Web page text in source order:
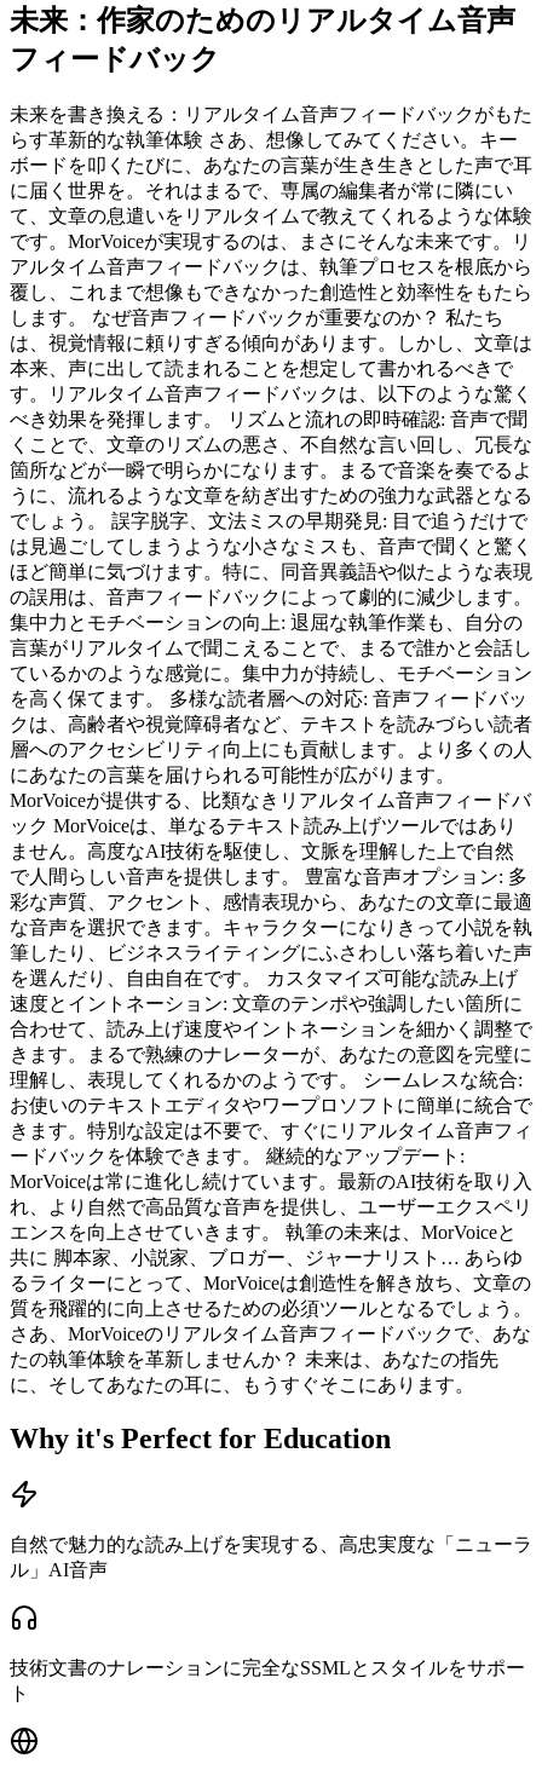
未来：作家のためのリアルタイム音声
フィードバック
未来を書き換える：リアルタイム音声フィードバックがもた
らす革新的な執筆体験 さあ、想像してみてください。キー
ボードを叩くたびに、あなたの言葉が生き生きとした声で耳
に届く世界を。それはまるで、専属の編集者が常に隣にい
て、文章の息遣いをリアルタイムで教えてくれるような体験
です。MorVoiceが実現するのは、まさにそんな未来です。リ
アルタイム音声フィードバックは、執筆プロセスを根底から
覆し、これまで想像もできなかった創造性と効率性をもたら
します。 なぜ音声フィードバックが重要なのか？ 私たち
は、視覚情報に頼りすぎる傾向があります。しかし、文章は
本来、声に出して読まれることを想定して書かれるべきで
す。リアルタイム音声フィードバックは、以下のような驚く
べき効果を発揮します。 リズムと流れの即時確認: 音声で聞
くことで、文章のリズムの悪さ、不自然な言い回し、冗長な
箇所などが一瞬で明らかになります。まるで音楽を奏でるよ
うに、流れるような文章を紡ぎ出すための強力な武器となる
でしょう。 誤字脱字、文法ミスの早期発見: 目で追うだけで
は見過ごしてしまうような小さなミスも、音声で聞くと驚く
ほど簡単に気づけます。特に、同音異義語や似たような表現
の誤用は、音声フィードバックによって劇的に減少します。
集中力とモチベーションの向上: 退屈な執筆作業も、自分の
言葉がリアルタイムで聞こえることで、まるで誰かと会話し
ているかのような感覚に。集中力が持続し、モチベーション
を高く保てます。 多様な読者層への対応: 音声フィードバッ
クは、高齢者や視覚障碍者など、テキストを読みづらい読者
層へのアクセシビリティ向上にも貢献します。より多くの人
にあなたの言葉を届けられる可能性が広がります。
MorVoiceが提供する、比類なきリアルタイム音声フィードバ
ック MorVoiceは、単なるテキスト読み上げツールではあり
ません。高度なAI技術を駆使し、文脈を理解した上で自然
で人間らしい音声を提供します。 豊富な音声オプション: 多
彩な声質、アクセント、感情表現から、あなたの文章に最適
な音声を選択できます。キャラクターになりきって小説を執
筆したり、ビジネスライティングにふさわしい落ち着いた声
を選んだり、自由自在です。 カスタマイズ可能な読み上げ
速度とイントネーション: 文章のテンポや強調したい箇所に
合わせて、読み上げ速度やイントネーションを細かく調整で
きます。まるで熟練のナレーターが、あなたの意図を完璧に
理解し、表現してくれるかのようです。 シームレスな統合:
お使いのテキストエディタやワープロソフトに簡単に統合で
きます。特別な設定は不要で、すぐにリアルタイム音声フィ
ードバックを体験できます。 継続的なアップデート:
MorVoiceは常に進化し続けています。最新のAI技術を取り入
れ、より自然で高品質な音声を提供し、ユーザーエクスペリ
エンスを向上させていきます。 執筆の未来は、MorVoiceと
共に 脚本家、小説家、ブロガー、ジャーナリスト… あらゆ
るライターにとって、MorVoiceは創造性を解き放ち、文章の
質を飛躍的に向上させるための必須ツールとなるでしょう。
さあ、MorVoiceのリアルタイム音声フィードバックで、あな
たの執筆体験を革新しませんか？ 未来は、あなたの指先
に、そしてあなたの耳に、もうすぐそこにあります。
Why it's Perfect for Education
自然で魅力的な読み上げを実現する、高忠実度な「ニューラ
ル」AI音声
技術文書のナレーションに完全なSSMLとスタイルをサポー
ト